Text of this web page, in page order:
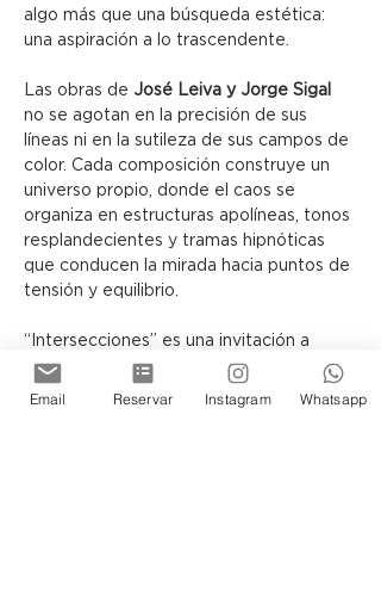
algo más que una búsqueda estética:
una aspiración a lo trascendente.
Las obras de José Leiva y Jorge Sigal
no se agotan en la precisión de sus
líneas ni en la sutileza de sus campos de
color. Cada composición construye un
universo propio, donde el caos se
organiza en estructuras apolíneas, tonos
resplandecientes y tramas hipnóticas
que conducen la mirada hacia puntos de
tensión y equilibrio.
“Intersecciones” es una invitación a
contemplar cómo, a través del lenguaje
abstracto, el lienzo puede
Email Reservar Instagram Whatsapp